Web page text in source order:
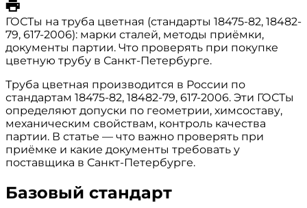
ГОСТы на труба цветная (стандарты 18475-82, 18482-
79, 617-2006): марки сталей, методы приёмки,
документы партии. Что проверять при покупке
цветную трубу в Санкт-Петербурге.
Труба цветная производится в России по
стандартам 18475-82, 18482-79, 617-2006. Эти ГОСТы
определяют допуски по геометрии, химсоставу,
механическим свойствам, контроль качества
партии. В статье — что важно проверять при
приёмке и какие документы требовать у
поставщика в Санкт-Петербурге.
Базовый стандарт